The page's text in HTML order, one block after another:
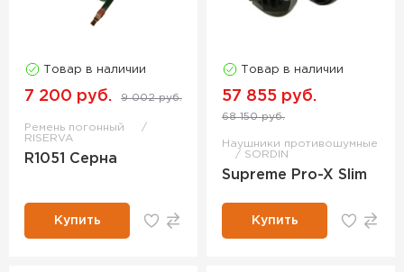
Товар в наличии
7 200 руб. 9 002 руб.
Ремень погонный
RISERVA
R1051 Серна
Купить
Товар в наличии
57 855 руб.
68 150 руб.
Наушники противошумные
SORDIN
Supreme Pro-X Slim
Купить